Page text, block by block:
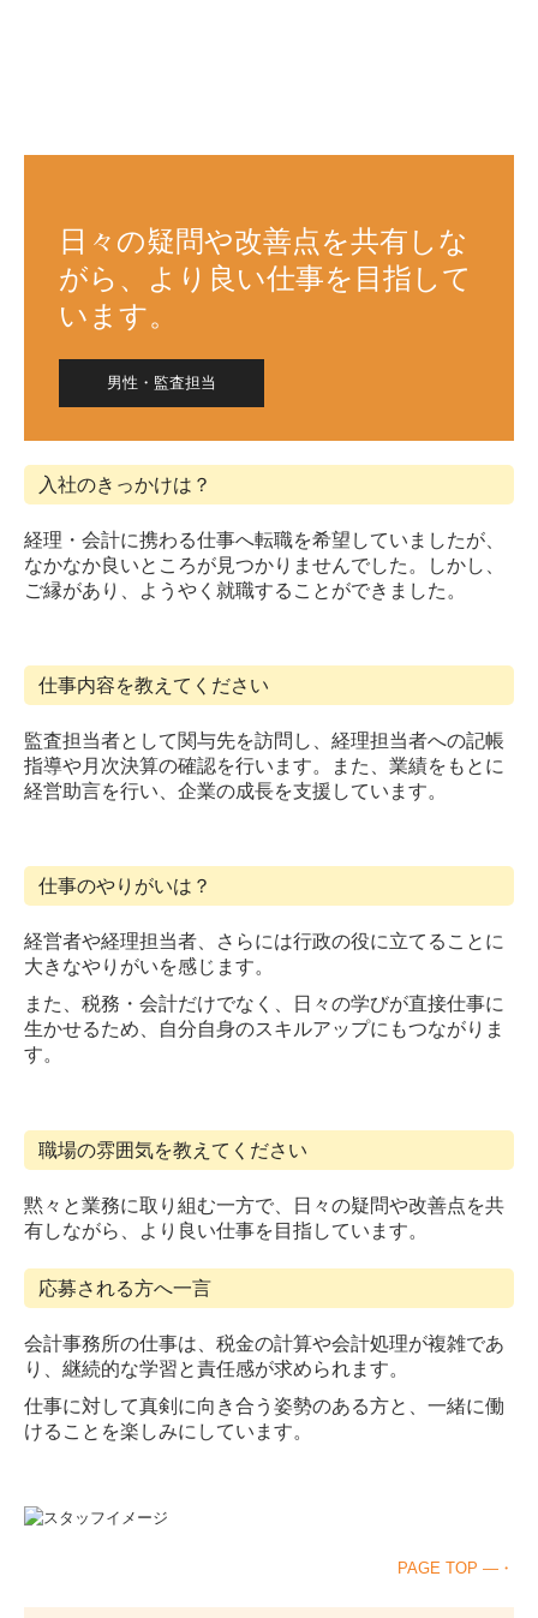
日々の疑問や改善点を共有しな
がら、より良い仕事を目指して
います。
男性・監査担当
入社のきっかけは？
経理・会計に携わる仕事へ転職を希望していましたが、
なかなか良いところが見つかりませんでした。しかし、
ご縁があり、ようやく就職することができました。
仕事内容を教えてください
監査担当者として関与先を訪問し、経理担当者への記帳
指導や月次決算の確認を行います。また、業績をもとに
経営助言を行い、企業の成長を支援しています。
仕事のやりがいは？
経営者や経理担当者、さらには行政の役に立てることに
大きなやりがいを感じます。
また、税務・会計だけでなく、日々の学びが直接仕事に
生かせるため、自分自身のスキルアップにもつながりま
す。
職場の雰囲気を教えてください
黙々と業務に取り組む一方で、日々の疑問や改善点を共
有しながら、より良い仕事を目指しています。
応募される方へ一言
会計事務所の仕事は、税金の計算や会計処理が複雑であ
り、継続的な学習と責任感が求められます。
仕事に対して真剣に向き合う姿勢のある方と、一緒に働
けることを楽しみにしています。
PAGE TOP ―・